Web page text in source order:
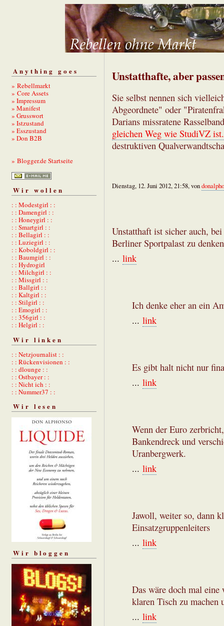
Anything goes
» Rebellmarkt
» Core Assets
» Impressum
» Manifest
» Grusswort
» Istzustand
» Esszustand
» Don B2B
» Blogger.de Startseite
Wir wollen
: : Modestgirl : :
: : Damengirl : :
: : Honeygirl : :
: : Smartgirl : :
: : Bellagirl : :
: : Luziegirl : :
: : Koboldgirl : :
: : Baumgirl : :
: : Hydrogirl
: : Milchgirl : :
: : Missgirl : :
: : Ballgirl : :
: : Kaltgirl : :
: : Stilgirl : :
: : Emogirl : :
: : 356girl : :
: : Helgirl : :
Wir linken
: : Netzjournalist : :
: : Rückenvisionen : :
: : dlounge : :
: : Ostbayer : :
: : Nicht ich : :
: : Nummer37 : :
Wir lesen
Wir bloggen
Unstatthafte, aber
Sie selbst nennen sich
Abgeordnete" oder
Darians missratene
gleichen Weg wie StudiVZ ist.
destruktiven
Dienstag, 12. Juni 2012, 21:58, von
Unstatthaft ist sicher auch,
Berliner Sportpalast zu
... link
Ich denke eher an ein
... link
Es gibt halt nicht nur
... link
Wenn der Euro
Bankendreck und
Uranbergwerk.
... link
Jawoll, weiter so, dann
Einsatzgruppenleiters
... link
Das wäre doch mal
klaren Tisch zu machen
... link